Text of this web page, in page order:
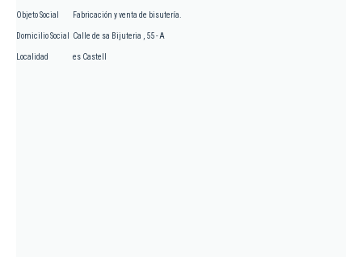
Objeto Social Fabricación y venta de bisutería.
Domicilio Social Calle de sa Bijuteria , 55 - A
Localidad es Castell